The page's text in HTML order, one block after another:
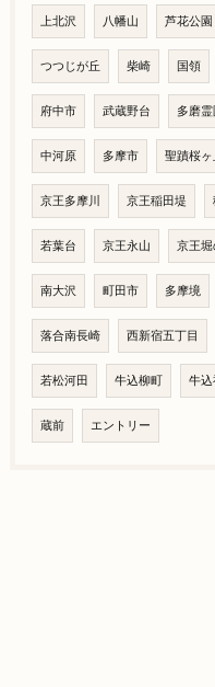
上北沢 八幡山 芦花公園
つつじが丘 柴崎 国領
府中市 武蔵野台 多磨霊
中河原 多摩市 聖蹟桜ヶ
京王多摩川 京王稲田堤
若葉台 京王永山 京王堀
南大沢 町田市 多摩境
落合南長崎 西新宿五丁目
若松河田 牛込柳町 牛込
蔵前 エントリー